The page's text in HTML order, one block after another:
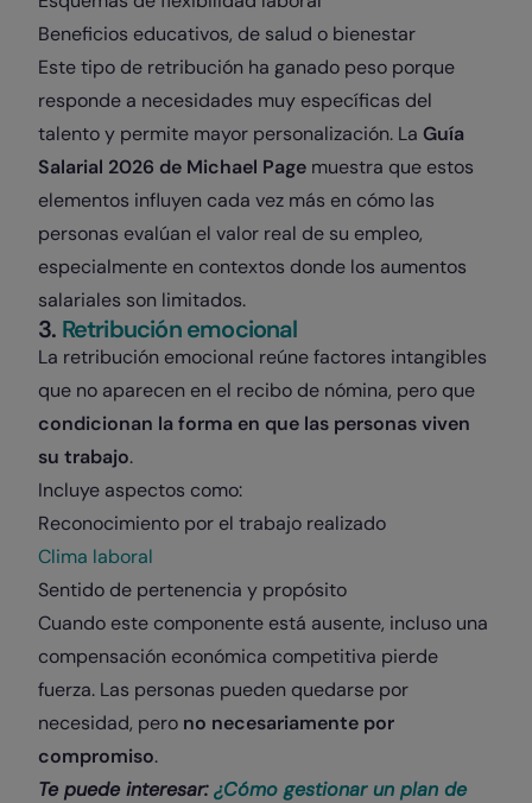
Beneficios educativos, de salud o bienestar
Este tipo de retribución ha ganado peso porque
responde a necesidades muy específicas del
talento y permite mayor personalización. La Guía
Salarial 2026 de Michael Page muestra que estos
elementos influyen cada vez más en cómo las
personas evalúan el valor real de su empleo,
especialmente en contextos donde los aumentos
salariales son limitados.
3. Retribución emocional
La retribución emocional reúne factores intangibles
que no aparecen en el recibo de nómina, pero que
condicionan la forma en que las personas viven
su trabajo.
Incluye aspectos como:
Reconocimiento por el trabajo realizado
Clima laboral
Sentido de pertenencia y propósito
Cuando este componente está ausente, incluso una
compensación económica competitiva pierde
fuerza. Las personas pueden quedarse por
necesidad, pero no necesariamente por
compromiso.
Te puede interesar:¿Cómo gestionar un plan de